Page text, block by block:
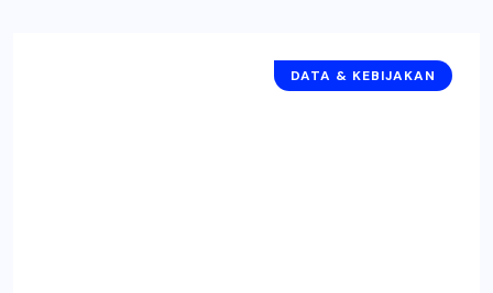
DATA & KEBIJAKAN